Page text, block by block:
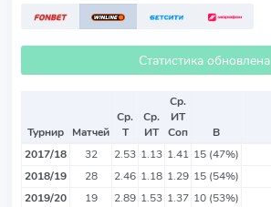
Статистика обновлена
Турнир Матчей
Ср.
Т
Ср.
ИТ
Ср.
ИТ
Соп
В
2017/18
32 2.53 1.13 1.41 15 (47%)
2018/19
28 2.46 1.18 1.29 15 (54%)
2019/20
19 2.89 1.53 1.37 10 (53%)